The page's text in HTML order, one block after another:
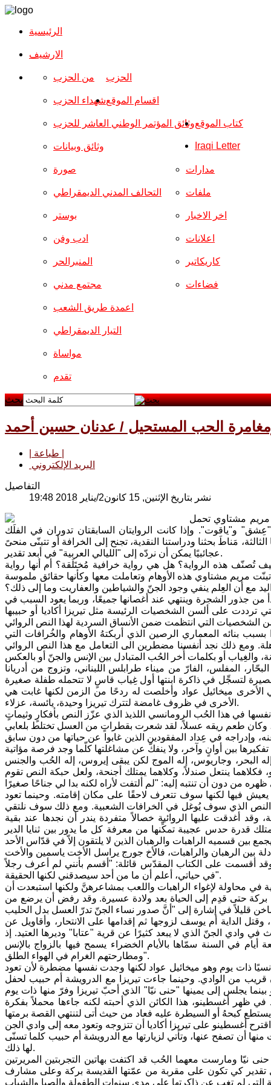
الرئيسية
الارشیف
الحزب من الحزب
شهداء الحزب
وثائق المؤتمر الوطني العاشر للحزب
وثائق وبيانات
اقسام الموقع
صورة
التحالف المدني الديمقراطي
بوستر
ادب وفن
المنبرالحر
مجتمع مدني
مدارات
ملفات
اخر الاخبار
اعلانات
كاريكاتير
فضاءات
اعمدة طريق الشعب
التيار الديمقراطي
مواساة
تقدم
كتاب الموقع
Iraqi Letter
بحث
ومغامرة الحب المستحيل / عدنان حسين أحمد
البريد الإلكتروني
التفاصيل
نشر بتاريخ الإثنين, 15 كانون2/يناير 2018 19:48
مريم مشتاوي تحمل
و"ياقوت". وإذا كانت الروايتان السابقتان تدوران في الفلَك
مَناطَ بحثنا ودراستنا النقدية، تجنح إلى الخرافة أو تتبنّى منحىً
عجائبيًا يمكن أن نردّه إلى "الليالي العربية" في أبعد تقدير.
هذه الرواية؟ هل هي رواية خرافية مُختَلَقة؟ أم أنها رواية
مريم مشتاوي هذه الأوهام وتعاملت معها وكأنها حقائق ملموسة
مع أن العِلم ينفي وجود الجنّ والشياطين والعفاريت وما إلى ذلك؟
من جذور الشجرة وينتهي عند أغصانها جميعًا، وربما يعود السبب في
ترددت على ألسن الشخصيات الرئيسة مثل تيريزا أكاديا أو حبيبها
بسبب بنائه المعماري الرصين الذي أربكتهُ الأوهام والخُرافات التي
ومع ذلك نجد أنفسنا مضطرين الى التعامل مع هذا النص الروائي
المفلس، الفارّ من ميناء طرابلس اللبناني، وتزوج من أدريانا
قصيرة لتسجِّل في ذاكرة ابنتها أول غِياب قاسٍ لا تتحمله طفلة صغيرة
الأخرى ميخائيل عواد وأخلصت له ردحًا من الزمن لكنها غابت هي
الأخرى في ظروف غامضة لتترك تيريزا وحيدة، يائسة، عزلاء.
في هذا الحُب الرومانسي اللذيذ الذي عزّز النص بأفكارٍ وثيماتٍ
وإدراجه في عِداد المفقودين الذين غابوا عن حياتها من دون سابق
البحر، وجاريوس، إله الموج لكن يبقى إيروس، إله الحُب والجنس
ينتعل صندلاً، وكلاهما يمتلك أجنحة، ولعل حبكة النص تقوم
فيها لكنها سوف تتعرف لاحقًا على مكان إقامته. وحينما تعود
النص الذي سوف يُوغل في الخرافات الشعبية. ومع ذلك سوف نلتقي
أغدقت عليها الروائية خصالاً متفردة يندر أن نجدها عند بقية
قدرة حدس عجيبة تمكِّنها من معرفة كل ما يدور بين ثنايا الدير
بين الرهبان والراهبات، فالأخ جورج يراسل الأخت ياسمين والأخت
أقسمت على الكتاب المقدّس قائلة: "أقسم بأنني لم أعرف رجلاً
في حياتي، أعلم أن ما من أحد سيصدقني لكنها الحقيقة".
محاولة لإغواء الراهبات واللعب بمشاعرهنَّ ولكنها استبعدت أن
بركة حتى قدِم إلى الحياة بعد ولادة عسيرة. وقد رفض أن يرضع من
الداية أم يوسف لزوجها ثم إقدامها على الانتحار، وأقاويل عن
وادي الجنّ الذي لا يبعد كثيرًا عن قرية "عتابا" وديرها العتيد. إذ
في السنة سمّاها بالأيام الخضراء يسمح فيها بالزواج بالإنس
ومطارحتهم الغرام في الهواء الطلق".
ذات يوم وهو ميخائيل عواد لكنها وجدت نفسها مضطرة لأن تعود
قريب من الوادي. وحينما جاءت تيريزا مع الدرويشة أم حبيب لحفل
يجلس إلى يمينها "حنى نيّا" الذي أحبّ تيريزا وفرّ منها ذات يوم
ظهر أغسطينو، هذا الكائن الذي أحبته لكنه جاءها محملاً بفكرة
منها أن تصفح عنها، وتأتي لزيارتها مع الدرويشة أم حبيب كلما تسنّى
لها ذلك.
نيّا ومارست معهما الحُب قد اكتفت بهاتين التجربتين المريرتين
أقل تقدير كي تكون على مقربة من عمّتها القديسة بركة وعلى مشارف